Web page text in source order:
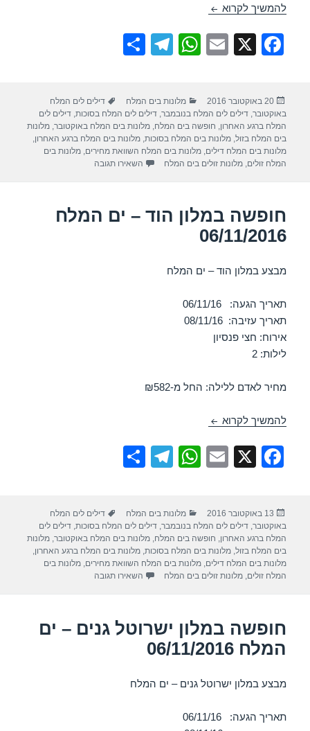
להמשיך לקרוא חופשה במלון ישרוטל גנים – ים המלח 10/11/2016
F
e
b
o
X
E
W
s
A
p
T
gr
a
m
e
פורסם
בתאריך
20 באוקטובר 2016 קטגוריות
מלונות בים המלח תגיות
דילים לים המלח
באוקטובר ,דילים לים המלח בנובמבר ,דילים לים המלח בסוכות ,דילים לים
המלח ברגע האחרון חופשה בים המלח ,מלונות בים המלח באוקטובר ,מלונות
בים המלח בזול ,מלונות בים המלח בסוכות ,מלונות בים המלח ברגע האחרון
מלונות בים המלח דילים ,מלונות בים המלח השוואת מחירים ,מלונות בים
המלח זולים ,מלונות זולים בים המלח השאירו תגובה
חופשה במלון הוד – ים המלח
06/11/2016
מבצע במלון הוד – ים המלח
תאריך הגעה: 06/11/16
תאריך עזיבה: 08/11/16
אירוח: חצי פנסיון
לילות: 2
מחיר לאדם ללילה: החל מ-₪582
להמשיך לקרוא חופשה במלון הוד – ים המלח 06/11/2016
F
e
b
o
X
E
W
s
A
p
T
gr
a
m
e
פורסם
בתאריך
13 באוקטובר 2016 קטגוריות
מלונות בים המלח תגיות
דילים לים המלח
באוקטובר,דילים לים המלח בנובמבר,דילים לים המלח בסוכות,דילים לים
המלח ברגע האחרון, חופשה בים המלח,מלונות בים המלח באוקטובר,מלונות
בים המלח בזול,מלונות בים המלח בסוכות,מלונות בים המלח ברגע האחרון,
מלונות בים המלח דילים,מלונות בים המלח השוואת מחירים,מלונות בים
המלח זולים,מלונות זולים בים המלח השאירו תגובה
חופשה במלון ישרוטל גנים – ים
המלח 06/11/2016
מבצע במלון ישרוטל גנים – ים המלח
תאריך הגעה: 06/11/16